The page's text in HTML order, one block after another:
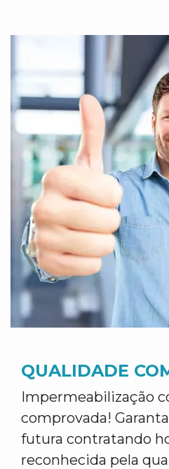
QUALIDADE
Impermeabilização
comprovada!
futura contratando
reconhecida pela